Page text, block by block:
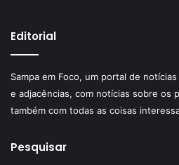
Editorial
Sampa em Foco, um portal de
e adjacências, com notícias sobre os
também com todas as coisas
Pesquisar